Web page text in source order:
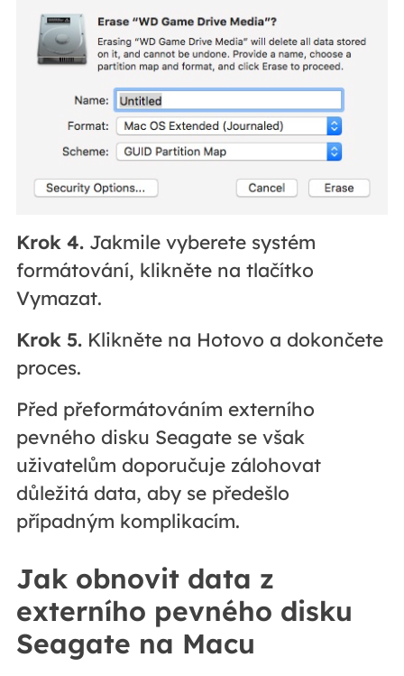
Krok 4.Jakmile vyberete systém
formátování, klikněte na tlačítko
Vymazat.
Krok 5.Klikněte na Hotovo a dokončete
proces.
Před přeformátováním externího
pevného disku Seagate se však
uživatelům doporučuje zálohovat
důležitá data, aby se předešlo
případným komplikacím.
Jak obnovit data z
externího pevného disku
Seagate na Macu